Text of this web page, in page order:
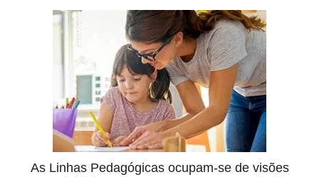
As Linhas Pedagógicas ocupam-se de visões